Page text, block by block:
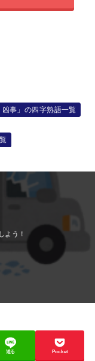
凶事」の四字熟語一覧
送る Pocket